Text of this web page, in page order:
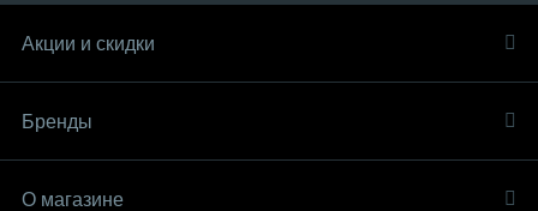
Акции и скидки
Бренды
О магазине